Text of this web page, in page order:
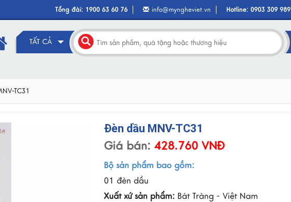
Tổng đài: 1900 63 60 76 info@myngheviet.vn Hotline:0903 309 989
TẤT CẢ
TC31
Đèn dầu MNV-TC31
Giá bán: 428.760 VNĐ
Bộ sản phẩm bao gồm:
01 đèn dầu
Xuất xứ sản phẩm: Bát Tràng - Việt Nam